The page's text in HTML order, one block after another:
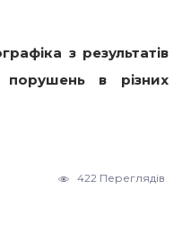
з результатів
порушень в різних
422 Переглядів